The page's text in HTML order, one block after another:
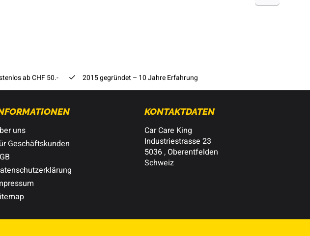
ab CHF 50.- 2015 gegründet – 10 Jahre Erfahrung
uns
Geschäftskunden
KONTAKTDATEN
Car Care King
Industriestrasse 23
5036 , Oberentfelden
Schweiz